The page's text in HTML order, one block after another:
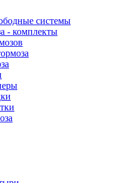
системы
- комплекты